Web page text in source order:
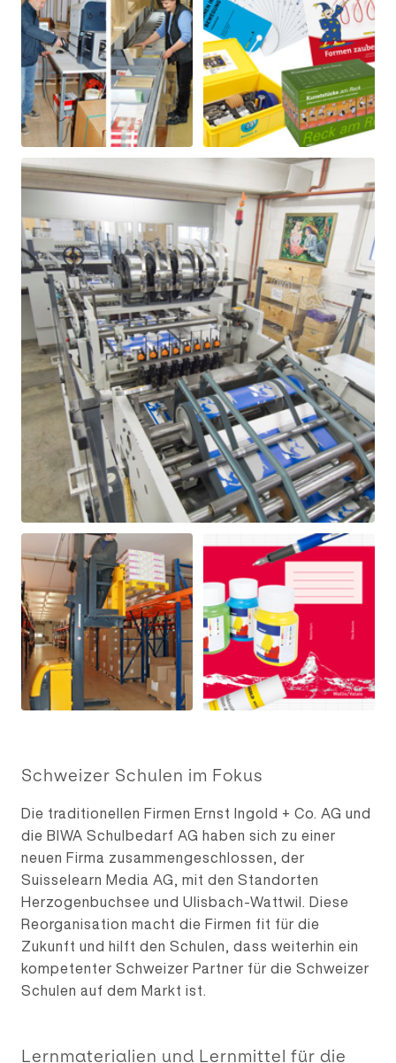
Schweizer Schulen im Fokus
Die traditionellen Firmen Ernst Ingold + Co. AG und
die BIWA Schulbedarf AG haben sich zu einer
neuen Firma zusammengeschlossen, der
Suisselearn Media AG, mit den Standorten
Herzogenbuchsee und Ulisbach-Wattwil. Diese
Reorganisation macht die Firmen fit für die
Zukunft und hilft den Schulen, dass weiterhin ein
kompetenter Schweizer Partner für die Schweizer
Schulen auf dem Markt ist.
Lernmaterialien und Lernmittel für die